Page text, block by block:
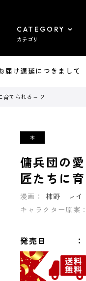
CATEGORY
カテゴリ
け遅延につきまして
てられる～ ２
傭兵団の
匠たちに
漫画： 柿野 レイ
キャラクター原案：
発売日